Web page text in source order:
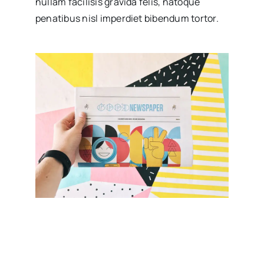
penatibus nisl imperdiet bibendum tortor.